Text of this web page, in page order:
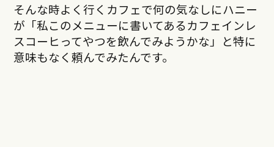
そんな時よく行くカフェで何の気なしにハニー
が「私このメニューに書いてあるカフェインレ
スコーヒってやつを飲んでみようかな」と特に
意味もなく頼んでみたんです。